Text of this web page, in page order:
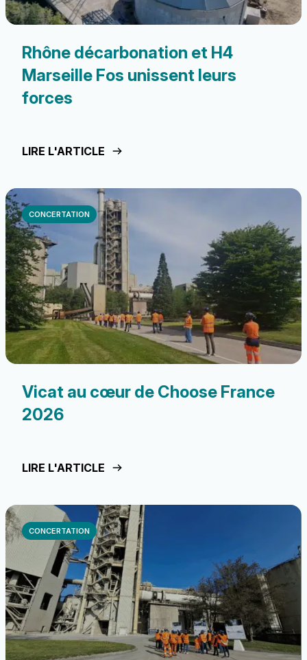
Rhône décarbonation et H4
Marseille Fos unissent leurs
forces
LIRE L'ARTICLE
CONCERTATION
Vicat au cœur de Choose France
2026
LIRE L'ARTICLE
CONCERTATION